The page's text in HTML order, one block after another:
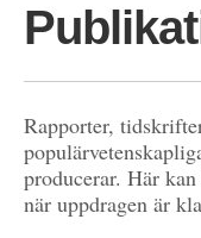
Rapporter,
producerar. Här
när uppdragen är